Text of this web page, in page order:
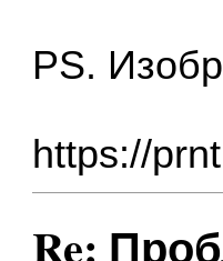
PS.
https://
Re: